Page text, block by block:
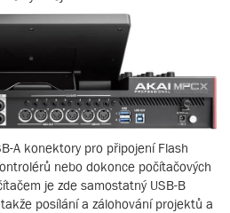
A konektory pro připojení Flash
nebo dokonce počítačových
je zde samostatný USB-B
posílání a zálohování projektů a